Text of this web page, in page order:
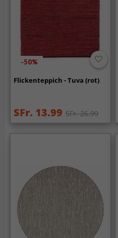
-50%
Flickenteppich - Tuva (rot)
SFr. 13.99 SFr. 26.99